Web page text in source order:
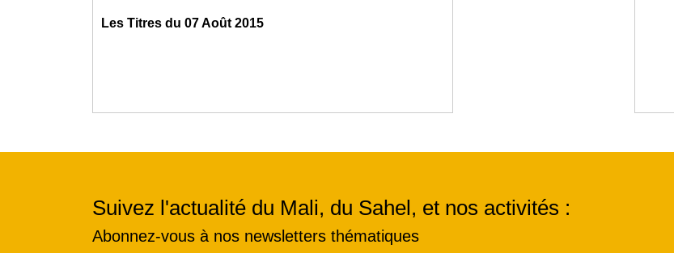
Les Titres du 07 Août 2015
Suivez l'actualité du Mali, du Sahel, et nos activités :
Abonnez-vous à nos newsletters thématiques